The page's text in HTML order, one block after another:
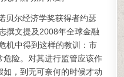
贝尔经济学奖获得者约瑟
撰文提及2008年全球金融
机中得到这样的教训：市
险。对其进行监管应该作
，到无可奈何的时候才动